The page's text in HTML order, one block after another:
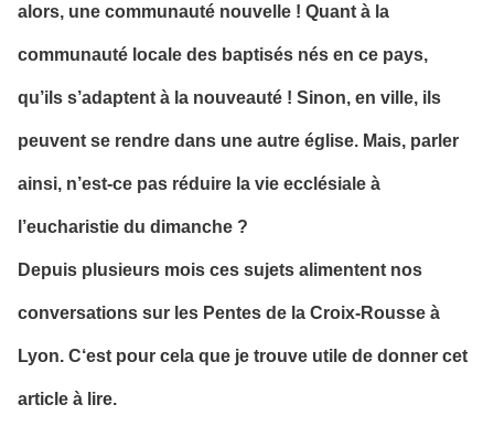
alors, une communauté nouvelle ! Quant à la
communauté locale des baptisés nés en ce pays,
qu’ils s’adaptent à la nouveauté ! Sinon, en ville, ils
peuvent se rendre dans une autre église. Mais, parler
ainsi, n’est-ce pas réduire la vie ecclésiale à
l’eucharistie du dimanche ?
Depuis plusieurs mois ces sujets alimentent nos
conversations sur les Pentes de la Croix-Rousse à
Lyon. C‘est pour cela que je trouve utile de donner cet
article à lire.